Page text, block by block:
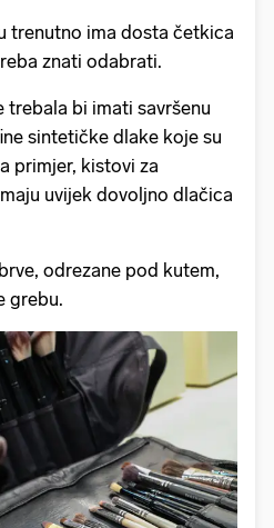
trenutno ima dosta četkica
znati odabrati.
bi imati savršenu
sintetičke dlake koje su
primjer, kistovi za
uvijek dovoljno dlačica
odrezane pod kutem,
grebu.